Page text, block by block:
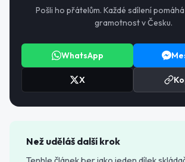
Pošli ho přátelům. Každé sdílení
gramotnost v Česku.
WhatsApp
X
Než uděláš další krok